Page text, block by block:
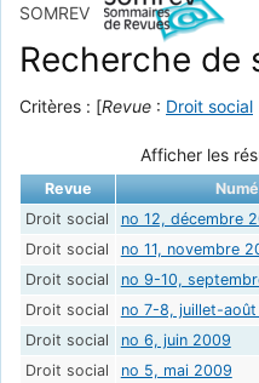
SOMREV
Recherche de
Critères : [Revue : Droit social
Afficher les
Revue
Droit social
no 12, décembre
Droit social
no 11, novembre
Droit social
no 9-10,
Droit social
no 7-8, juillet-
Droit social
no 6, juin 2009
Droit social
no 5, mai 2009